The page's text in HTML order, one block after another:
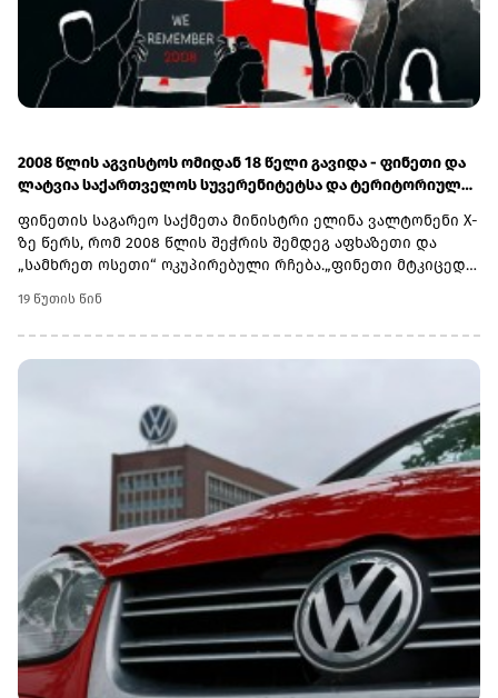
2008 წლის აგვისტოს ომიდან 18 წელი გავიდა - ფინეთი და
ლატვია საქართველოს სუვერენიტეტსა და ტერიტორიულ
ფინეთის საგარეო საქმეთა მინისტრი ელინა ვალტონენი X-
ზე წერს, რომ 2008 წლის შეჭრის შემდეგ აფხაზეთი და
„სამხრეთ ოსეთი“ ოკუპირებული რჩება.„ფინეთი მტკიცედ
ტერიტორიულ მთლიანობას. მოვუწოდებთ რუსეთს,
შეასრულოს 2008 წლის ცეცხლის შეწყვეტის შეთანხმებით
ნაკისრი ვალდებულებები“, - აცხადებს
სახელითაც. უწყება ხაზს უსვამს, რომ ლატვია კვლავ
გააგრძელებს ქართველი ხალხის მხარდაჭერას რუსეთის
საოკუპაციო ძალებისა და მათი მოკავშირეების
წინააღმდეგ.„რუსეთის მიერ საქართველოს წინააღმდეგ
განხორციელებული აგრესიის მე-18 წლისთავზე, ლატვია
ადასტურებს მხარდაჭერას საქართველოს სუვერენიტეტისა
და ტერიტორიული მთლიანობის მიმართ და მკაცრად
გმობს სამხრეთ ოსეთისა და აფხაზეთის ოკუპაციას“, -
აღნიშნულია განცხადებაში.საკითხს სოციალურ ქსელში
გამოეხმაურა ლატვიის საგარეო საქმეთა მინისტრი ბაიბა
ბრაჟეც:„რუსეთის მიერ საქართველოს წინააღმდეგ
სამხედრო აგრესიის განხორციელებიდან 18 წელი გავიდა.
მიუხედავად ამისა, საქართველოს ტერიტორიის 20% კვლავ
19 წუთის წინ